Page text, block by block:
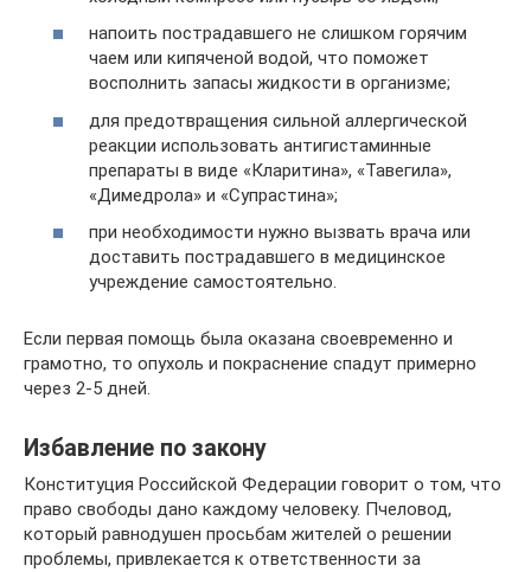
напоить пострадавшего не слишком горячим
чаем или кипяченой водой, что поможет
восполнить запасы жидкости в организме;
для предотвращения сильной аллергической
реакции использовать антигистаминные
препараты в виде «Кларитина», «Тавегила»,
«Димедрола» и «Супрастина»;
при необходимости нужно вызвать врача или
доставить пострадавшего в медицинское
учреждение самостоятельно.
Если первая помощь была оказана своевременно и
грамотно, то опухоль и покраснение спадут примерно
через 2-5 дней.
Избавление по закону
Конституция Российской Федерации говорит о том, что
право свободы дано каждому человеку. Пчеловод,
который равнодушен просьбам жителей о решении
проблемы, привлекается к ответственности за